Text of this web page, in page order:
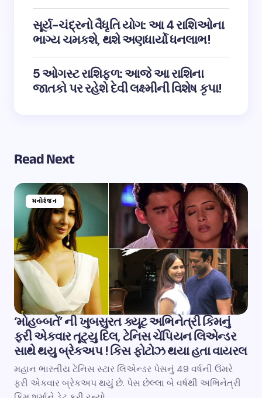
સૂર્ય-ચંદ્રનો વૈધૃતિ યોગ: આ 4 રાશિઓના
ભાગ્ય ચમકશે, થશે અણધાર્યો ધનલાભ!
5 ઓગસ્ટ રાશિફળ: આજે આ રાશિના
જાતકો પર રહેશે દેવી લક્ષ્મીની વિશેષ કૃપા!
Read Next
મનોરંજન
‘મોહબ્બતેં’ ની ખુબસુરત ક્યૂટ અભિનેત્રી કિમનું
ફરી એકવાર તૂટ્યુ દિલ, ટેનિસ ચેંપિયન લિએન્ડર
સાથે થયુ બ્રેકઅપ ! કિસ ફોટોઝ થયા હતા વાયરલ
મહાન ભારતીય ટેનિસ સ્ટાર લિએન્ડર પેસનું 49 વર્ષની ઉંમરે
ફરી એકવાર બ્રેકઅપ થયું છે. પેસ છેલ્લા બે વર્ષથી અભિનેત્રી